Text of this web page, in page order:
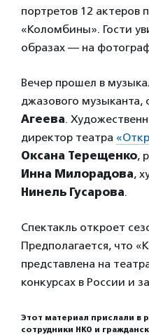
портретов 12 актеров
«Коломбины». Гости
образах — на
Вечер прошел в
джазового музыканта,
Агеева.
директор театра
Оксана Терещенко,
Инна Милорадова,
Нинель Гусарова.
Спектакль откроет
Предполагается, что
представлена на
конкурсах в России и
Этот материал прислали в
сотрудники НКО и